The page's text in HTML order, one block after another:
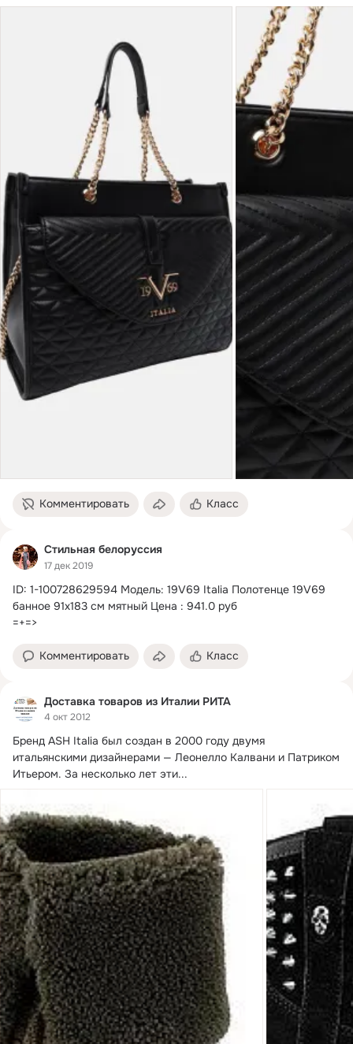
Комментировать Класс
Стильная белоруссия
17 дек 2019
ID: 1-100728629594 Модель: 19V69 Italia Полотенце 19V69
банное 91х183 см мятный Цена : 941.0 руб
=+=>
Комментировать Класс
Доставка товаров из Италии РИТА
4 окт 2012
Бренд ASH Italia был создан в 2000 году двумя
итальянскими дизайнерами — Леонелло Калвани и Патриком
Итьером. За несколько лет эти...